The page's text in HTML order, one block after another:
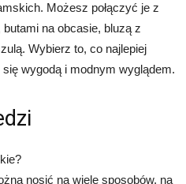
Możesz połączyć je z
na obcasie, bluzą z
Wybierz to, co najlepiej
wygodą i modnym wyglądem.
nosić na wiele sposobów, na